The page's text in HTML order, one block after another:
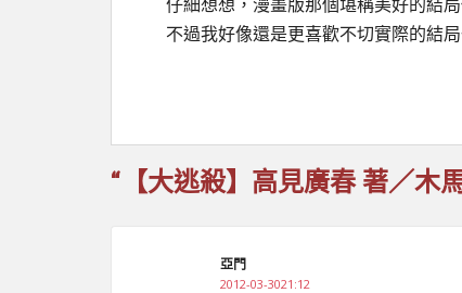
仔細想想，漫畫版那個堪稱美好的結
不過我好像還是更喜歡不切實際的結
“【大逃殺】高見廣春 著／木
亞門
2012-03-3021:12